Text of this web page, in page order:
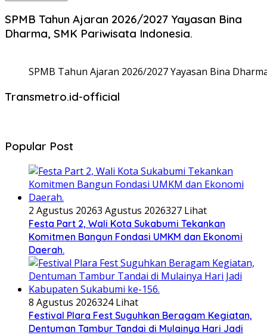
SPMB Tahun Ajaran 2026/2027 Yayasan Bina
Dharma, SMK Pariwisata Indonesia.
SPMB Tahun Ajaran 2026/2027 Yayasan Bina
Transmetro.id-official
Popular Post
2 Agustus 20263 Agustus 2026327 Lihat
Festa Part 2, Wali Kota Sukabumi Tekankan
Komitmen Bangun Fondasi UMKM dan Ekonomi
Daerah.
8 Agustus 2026324 Lihat
Festival Plara Fest Suguhkan Beragam Kegiatan,
Dentuman Tambur Tandai di Mulainya Hari Jadi